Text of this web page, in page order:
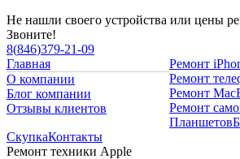
Не нашли своего устройства или цены
Звоните!
8(846)379-21-09
Главная
О компании
Блог компании
Отзывы клиентов
Ремонт
Ремонт
Ремонт
Ремонт
Планшетов
СкупкаКонтакты
Ремонт техники Apple